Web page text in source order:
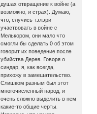
душах отвращение к войне (а
возможно, и страх). Думаю,
что, случись тэлэри
участвовать в войне с
Мелькором, они мало что
смогли бы сделать 0 об этом
говорит их поведение после
убийства Дерев. Говоря о
синдар, я, как всегда,
прихожу в замешательство.
Слишком разным был этот
многочисленный народ, и
очень сложно выделить в нем
какие-то общие черты.